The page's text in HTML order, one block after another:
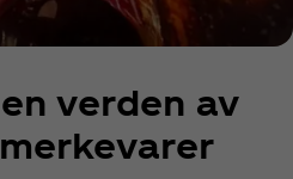
verden av